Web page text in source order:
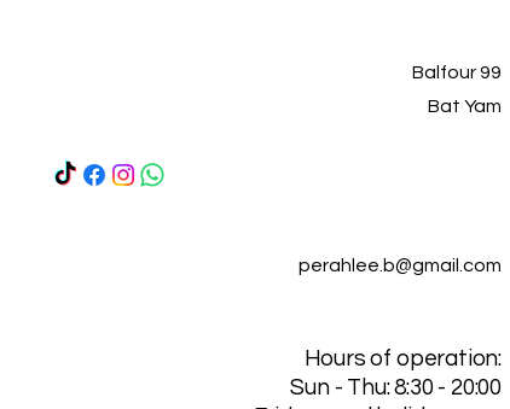
Balfour 99
Bat Yam
perahlee.b@gmail.com
Hours of operation:
Sun - Thu: 8:30 - 20:00